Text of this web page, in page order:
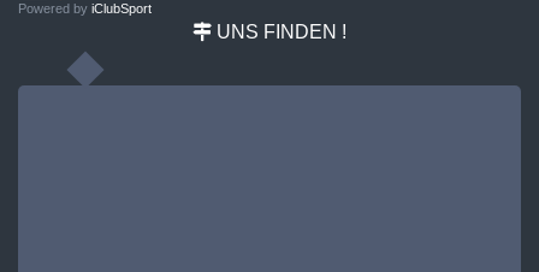
Powered by iClubSport
UNS FINDEN !